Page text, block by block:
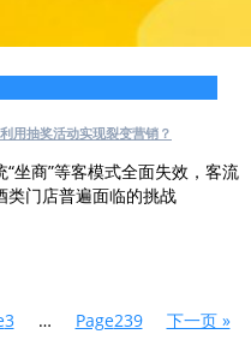
用抽奖活动实现裂变营销？
坐商”等客模式全面失效，客流
类门店普遍面临的挑战
3 … Page239 下一页 »